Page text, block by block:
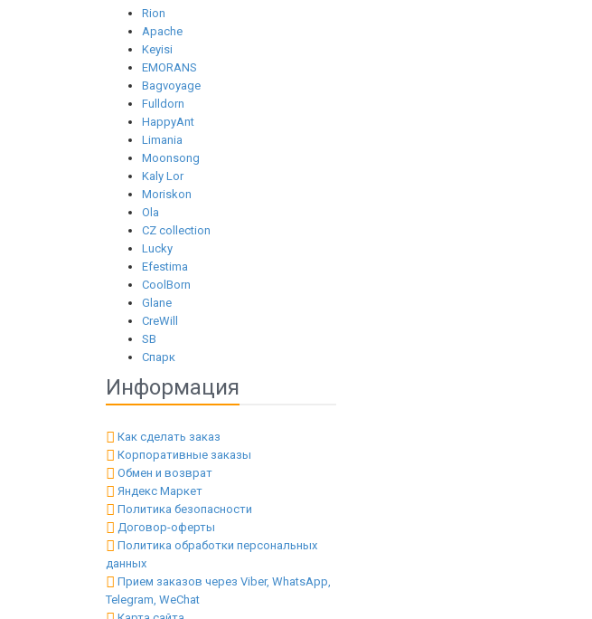
Rion
Apache
Keyisi
EMORANS
Bagvoyage
Fulldorn
HappyAnt
Limania
Moonsong
Kaly Lor
Moriskon
Ola
CZ collection
Lucky
Efestima
CoolBorn
Glane
CreWill
SB
Спарк
Информация
Как сделать заказ
Корпоративные заказы
Обмен и возврат
Яндекс Маркет
Политика безопасности
Договор-оферты
Политика обработки персональных
данных
Прием заказов через Viber, WhatsApp,
Telegram, WeChat